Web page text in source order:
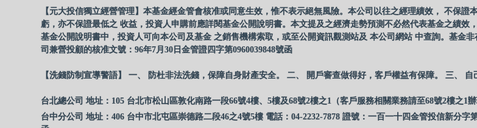
【元大投信獨立經營管理】本基金經金管會核准或同意生效，惟不表示絕無風險。本公司以往之經理績效， 不保
虧，亦不保證最低之 收益，投資人申購前應詳閱基金公開說明書。本文提及之經濟走勢預測不必然代表基金之績
基金公開說明書中，投資人可向本公司及基金 之銷售機構索取，或至公開資訊觀測站及 本公司網站 中查詢。基金
司兼營投顧的核准文號：96年7月30日金管證四字第0960039848號函
【洗錢防制宣導警語】 一、 防杜非法洗錢，保障自身財產安全。 二、 開戶審查做得好，客戶權益有保障。 三、 自
台北總公司 地址：105 台北市松山區敦化南路一段66號4樓、5樓及68號2樓之1（客戶服務相關業務請至68號2樓之1
台中分公司 地址：406 台中市北屯區崇德路二段46之4號5樓 電話：04-2232-7878 證號：一百一十四金管投信新分